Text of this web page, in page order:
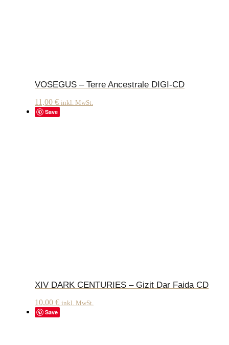
VOSEGUS – Terre Ancestrale DIGI-CD
11,00 € inkl. MwSt.
Save
XIV DARK CENTURIES – Gizit Dar Faida CD
10,00 € inkl. MwSt.
Save